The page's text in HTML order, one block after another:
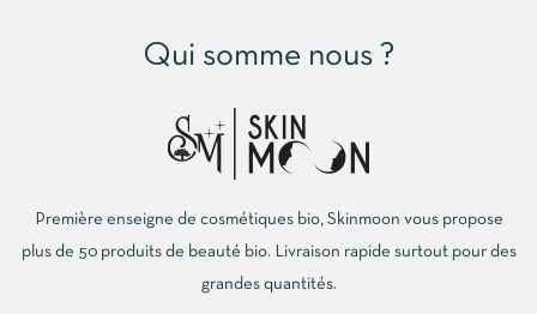
Qui somme nous ?
Première enseigne de cosmétiques bio, Skinmoon vous propose
plus de 50 produits de beauté bio. Livraison rapide surtout pour des
grandes quantités.